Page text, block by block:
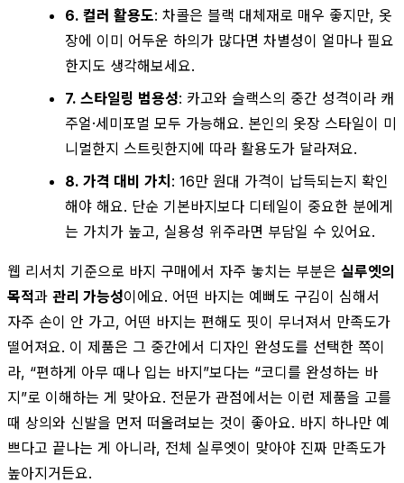
6. 컬러 활용도: 차콜은 블랙 대체재로 매우 좋지만, 옷
장에 이미 어두운 하의가 많다면 차별성이 얼마나 필요
한지도 생각해보세요.
7. 스타일링 범용성: 카고와 슬랙스의 중간 성격이라 캐
주얼·세미포멀 모두 가능해요. 본인의 옷장 스타일이 미
니멀한지 스트릿한지에 따라 활용도가 달라져요.
8. 가격 대비 가치: 16만 원대 가격이 납득되는지 확인
해야 해요. 단순 기본바지보다 디테일이 중요한 분에게
는 가치가 높고, 실용성 위주라면 부담일 수 있어요.
웹 리서치 기준으로 바지 구매에서 자주 놓치는 부분은 실루엣의
목적과 관리 가능성이에요. 어떤 바지는 예뻐도 구김이 심해서
자주 손이 안 가고, 어떤 바지는 편해도 핏이 무너져서 만족도가
떨어져요. 이 제품은 그 중간에서 디자인 완성도를 선택한 쪽이
라, “편하게 아무 때나 입는 바지”보다는 “코디를 완성하는 바
지”로 이해하는 게 맞아요. 전문가 관점에서는 이런 제품을 고를
때 상의와 신발을 먼저 떠올려보는 것이 좋아요. 바지 하나만 예
쁘다고 끝나는 게 아니라, 전체 실루엣이 맞아야 진짜 만족도가
높아지거든요.